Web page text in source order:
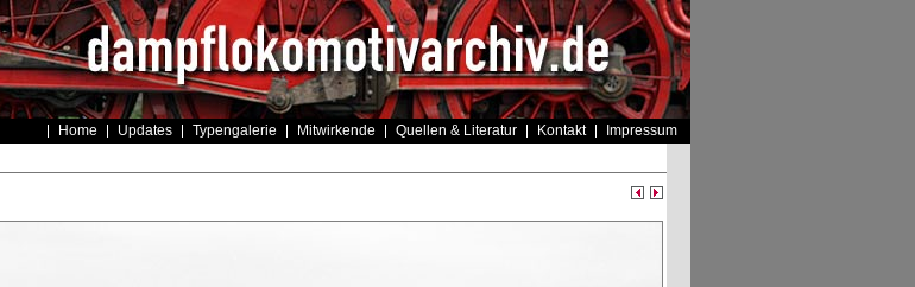
Home Updates Typengalerie Mitwirkende Quellen & Literatur Kontakt Impressum